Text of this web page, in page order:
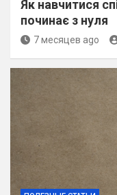
Як навчитися
починає з нуля
7 месяцев ago